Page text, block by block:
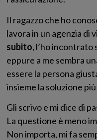
Il ragazzo che ho
lavora in un agenzia di
subito, l’ho incontrato
eppure a me sembra
essere la persona
insieme la soluzione
Gli scrivo e mi dice di
La questione è meno
Non importa, mi fa